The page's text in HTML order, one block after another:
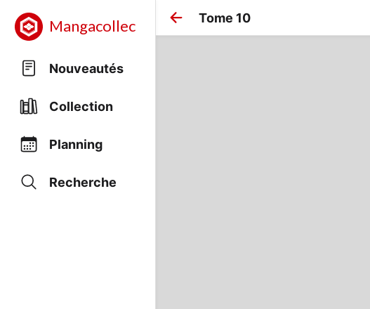
Mangacollec
Nouveautés
Collection
Planning
Recherche
Tome 10